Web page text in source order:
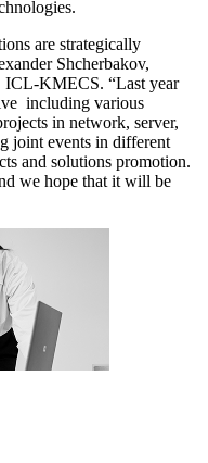
are strategically
Shcherbakov,
ICL-KMECS. “Last year
including various
in network, server,
joint events in different
and solutions promotion.
we hope that it will be